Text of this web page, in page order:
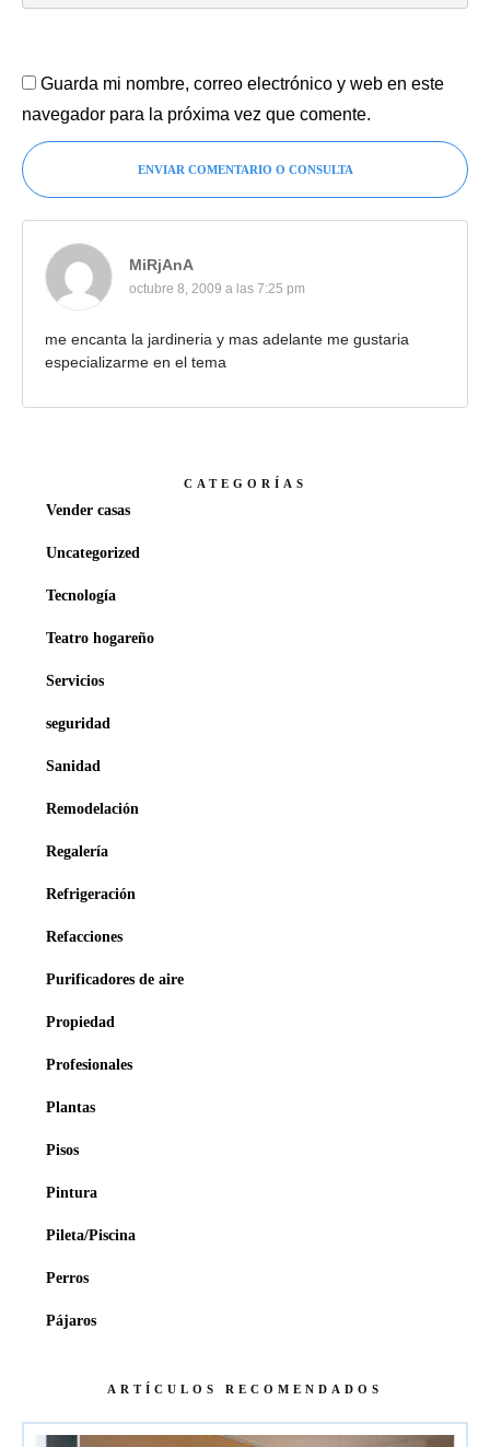
Guarda mi nombre, correo electrónico y web en este
navegador para la próxima vez que comente.
ENVIAR COMENTARIO O CONSULTA
MiRjAnA
octubre 8, 2009 a las 7:25 pm
me encanta la jardineria y mas adelante me gustaria
especializarme en el tema
CATEGORÍAS
Vender casas
Uncategorized
Tecnología
Teatro hogareño
Servicios
seguridad
Sanidad
Remodelación
Regalería
Refrigeración
Refacciones
Purificadores de aire
Propiedad
Profesionales
Plantas
Pisos
Pintura
Pileta/Piscina
Perros
Pájaros
ARTÍCULOS RECOMENDADOS